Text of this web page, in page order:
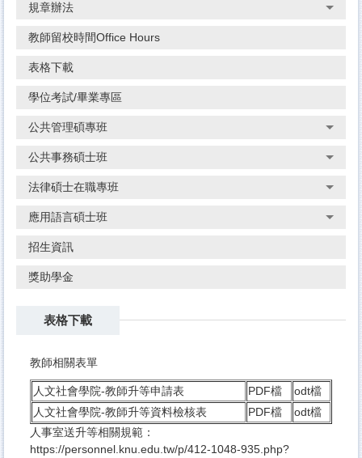
規章辦法
教師留校時間Office Hours
表格下載
學位考試/畢業專區
公共管理碩專班
公共事務碩士班
法律碩士在職專班
應用語言碩士班
招生資訊
獎助學金
表格下載
教師相關表單
人文社會學院-教師升等申請表 PDF檔
odt檔
人文社會學院-教師升等資料檢核表
PDF檔
odt檔
人事室送升等相關規範：
https://personnel.knu.edu.tw/p/412-1048-935.php?